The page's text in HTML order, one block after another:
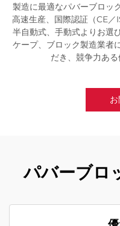
製造に最適なパバーブロッ
高速生産、国際認証（CE／
半自動式、手動式よりお選
ケープ、ブロック製造業者
だき、競争力あ
パバーブロ